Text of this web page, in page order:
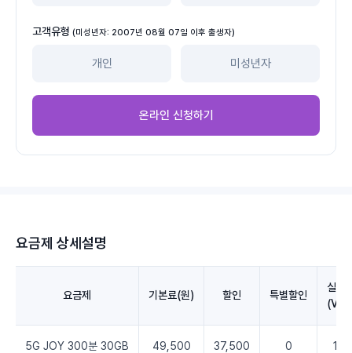
고객유형 (미성년자: 2007년 08월 07일 이후 출생자)
개인 미성년자
온라인 신청하기
요금제 상세설명
요금제 기본료(원) 할인 특별할인
실청
5G JOY 300분 30GB 49,500 37,500 0